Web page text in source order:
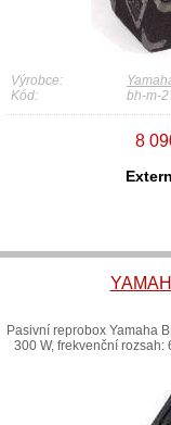
Výrobce:
Kód:
bh-m-
8
Pasivní reprobox Yamaha
300 W, frekvenční